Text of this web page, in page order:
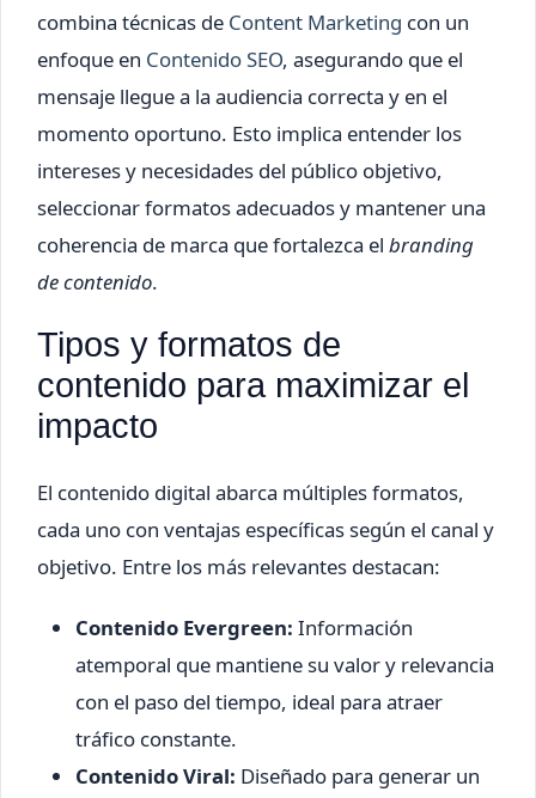
combina técnicas de Content Marketing con un
enfoque en Contenido SEO, asegurando que el
mensaje llegue a la audiencia correcta y en el
momento oportuno. Esto implica entender los
intereses y necesidades del público objetivo,
seleccionar formatos adecuados y mantener una
coherencia de marca que fortalezca el branding
de contenido.
Tipos y formatos de
contenido para maximizar el
impacto
El contenido digital abarca múltiples formatos,
cada uno con ventajas específicas según el canal y
objetivo. Entre los más relevantes destacan:
Contenido Evergreen: Información
atemporal que mantiene su valor y relevancia
con el paso del tiempo, ideal para atraer
tráfico constante.
Contenido Viral: Diseñado para generar un